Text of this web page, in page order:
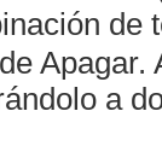
de
Apagar.
a